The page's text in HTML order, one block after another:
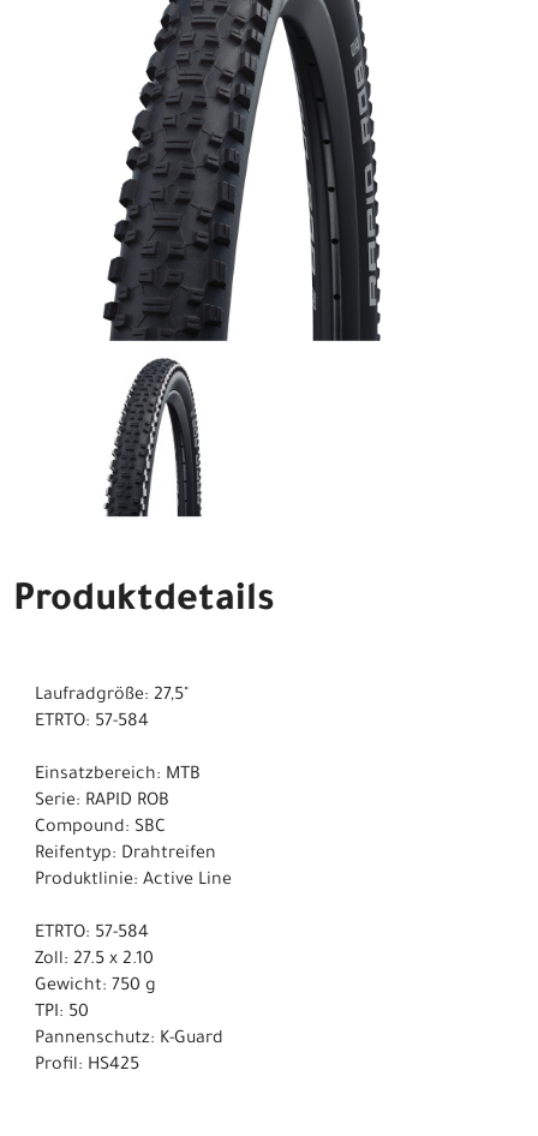
Produktdetails
Laufradgröße: 27,5"
ETRTO: 57-584
Einsatzbereich: MTB
Serie: RAPID ROB
Compound: SBC
Reifentyp: Drahtreifen
Produktlinie: Active Line
ETRTO: 57-584
Zoll: 27.5 x 2.10
Gewicht: 750 g
TPI: 50
Pannenschutz: K-Guard
Profil: HS425